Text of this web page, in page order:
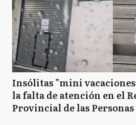
Insólitas "mini
la falta de atención en el
Provincial de las Personas